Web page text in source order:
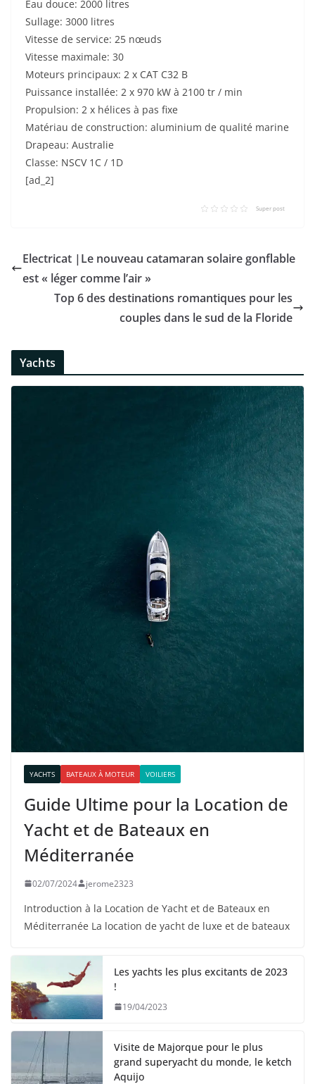
Eau douce: 2000 litres
Sullage: 3000 litres
Vitesse de service: 25 nœuds
Vitesse maximale: 30
Moteurs principaux: 2 x CAT C32 B
Puissance installée: 2 x 970 kW à 2100 tr / min
Propulsion: 2 x hélices à pas fixe
Matériau de construction: aluminium de qualité marine
Drapeau: Australie
Classe: NSCV 1C / 1D
[ad_2]
Super post
Electricat |Le nouveau catamaran solaire gonflable
est « léger comme l’air »
Top 6 des destinations romantiques pour les
couples dans le sud de la Floride
Yachts
YACHTS BATEAUX À MOTEUR VOILIERS
Guide Ultime pour la Location de
Yacht et de Bateaux en
Méditerranée
02/07/2024 jerome2323
Introduction à la Location de Yacht et de Bateaux en
Méditerranée La location de yacht de luxe et de bateaux
Les yachts les plus excitants de 2023
!
19/04/2023
Visite de Majorque pour le plus
grand superyacht du monde, le ketch
Aquijo